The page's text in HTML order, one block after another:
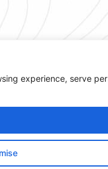
experience, serve